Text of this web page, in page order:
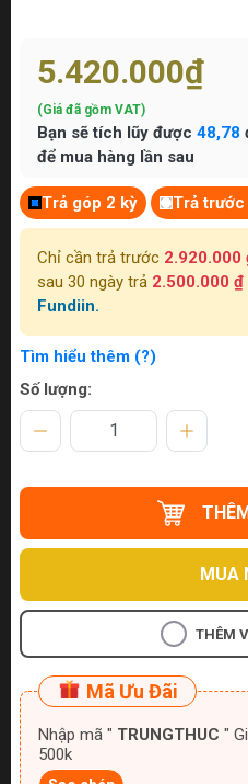
5.420.000₫
(Giá đã gồm VAT)
Bạn sẽ tích lũy được 48,78
để mua hàng lần sau
Trả góp 2 kỳ Trả trước
Chỉ cần trả trước 2.920.000
sau 30 ngày trả 2.500.000 ₫
Fundiin.
Tìm hiểu thêm (?)
Số lượng:
MUA
THÊM
Mã Ưu Đãi
Nhập mã " TRUNGTHUC " Giảm giá 20k cho đơn hàng từ
500k